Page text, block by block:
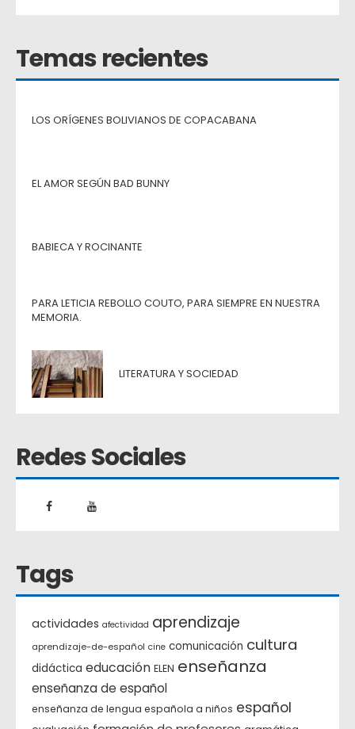
Temas recientes
LOS ORÍGENES BOLIVIANOS DE COPACABANA
EL AMOR SEGÚN BAD BUNNY
BABIECA Y ROCINANTE
PARA LETICIA REBOLLO COUTO, PARA SIEMPRE EN NUESTRA
MEMORIA.
LITERATURA Y SOCIEDAD
Redes Sociales
Tags
actividades afectividad aprendizaje
aprendizaje-de-español cine comunicación cultura
didáctica educación ELEN enseñanza
enseñanza de español
enseñanza de lengua española a niños español